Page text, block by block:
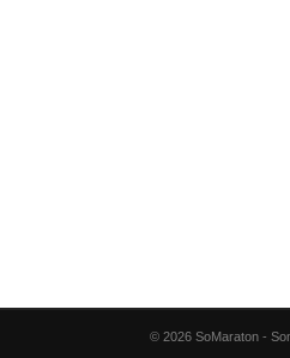
© 2026 SoMaraton -